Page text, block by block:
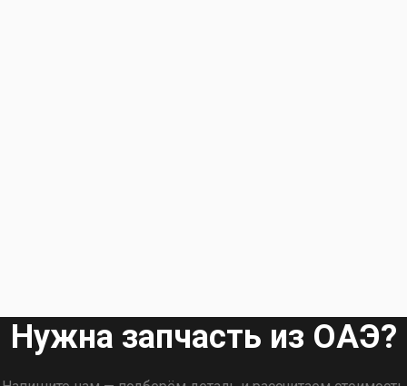
Нужна запчасть из ОАЭ?